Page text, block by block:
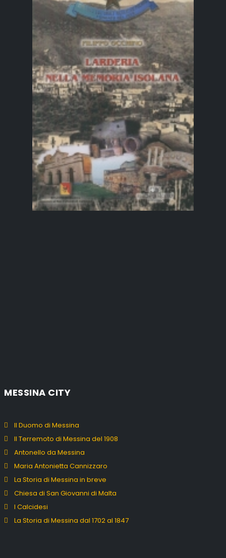
MESSINA CITY
Il Duomo di Messina
Il Terremoto di Messina del 1908
Antonello da Messina
Maria Antonietta Cannizzaro
La Storia di Messina in breve
Chiesa di San Giovanni di Malta
I Calcidesi
La Storia di Messina dal 1702 al 1847